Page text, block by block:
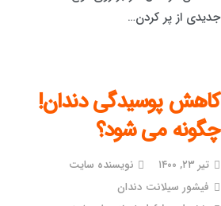
جدیدی از پر کردن…
کاهش پوسیدگی دندان!
چگونه می شود؟
تیر ۲۳, ۱۴۰۰
نویسنده سایت
فیشور سیلانت دندان